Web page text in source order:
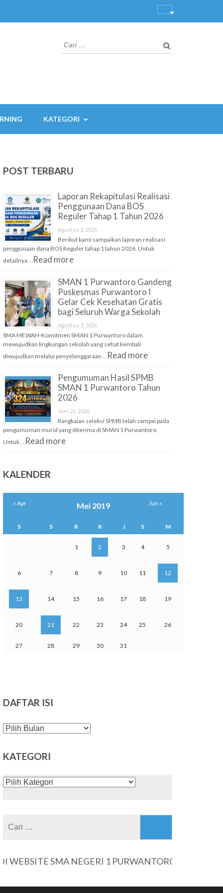
Cari
untuk:
KATEGORI
POST TERBARU
Laporan Rekapitulasi Realisasi
Penggunaan Dana BOS
Reguler Tahap 1 Tahun 2026
Agustus 3, 2026
Berikut kami sampaikan laporan realisasi
penggunaan dana BOS Reguler tahap 1 tahun 2026. Untuk
detailnya … Read more
SMAN 1 Purwantoro Gandeng
Puskesmas Purwantoro I
Gelar Cek Kesehatan Gratis
bagi Seluruh Warga Sekolah
Agustus 3, 2026
SMA MEWAH-Komitmen SMAN 1 Purwantoro dalam
mewujudkan lingkungan sekolah yang sehat kembali
diwujudkan melalui penyelenggaraan … Read more
Pengumuman Hasil SPMB
SMAN 1 Purwantoro Tahun
2026
Juni 21, 2026
Rangkaian seleksi SPMB telah sampai pada
pengumuman murid yang diterima di SMAN 1 Purwantoro.
Untuk … Read more
KALENDER
Mei 2019
S S R K J S M
1 2 3 4 5
6 7 8 9 10 11 12
13 14 15 16 17 18 19
20 21 22 23 24 25 26
27 28 29 30 31
« Apr Jun »
DAFTAR ISI
DAFTAR
KATEGORI
KATEGORI
SMA NEGERI 1 PURWANTORO